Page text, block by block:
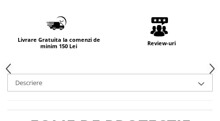
Livrare Gratuita la comenzi de
minim 150 Lei
Review-uri
Descriere